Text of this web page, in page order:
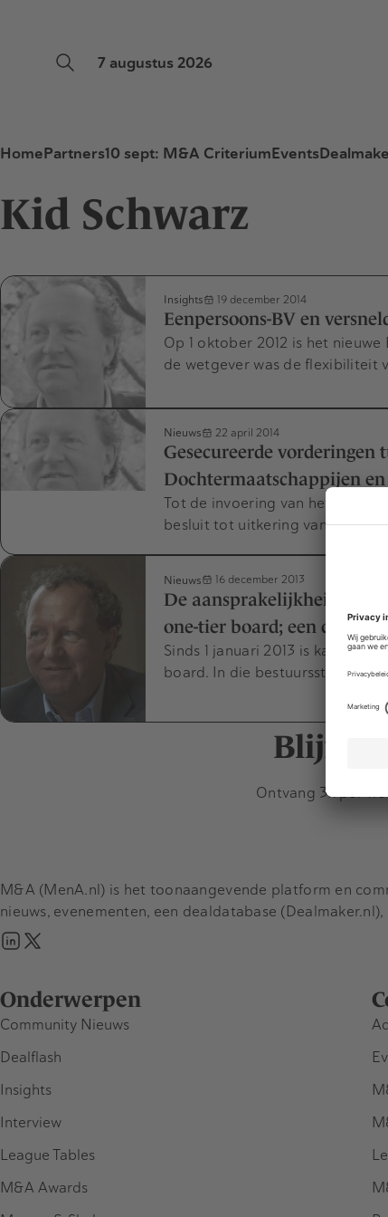
7 augustus 2026
HomePartners10 sept: M&A CriteriumEvents
Kid Schwarz
Insights 19 december 2014
Eenpersoons-BV en
Op 1 oktober 2012 is het
de wetgever was de flexibiliteit
Nieuws 22 april 2014
Gesecureerde vorderingen
Dochtermaatschappijen
Tot de invoering van het nieuwe
besluit tot uitkering van
Nieuws 16 december 2013
De aansprakelijkheid van
one-tier board; een
Sinds 1 januari 2013 is kan men
board. In die bestuursstructuur
Blijf op
Ontvang 3x per
Onderwerpen
Community Nieuws
Dealflash
Insights
Interview
League Tables
M&A Awards
M&A (MenA.nl) is het toonaangevende platform en
nieuws, evenementen, een dealdatabase